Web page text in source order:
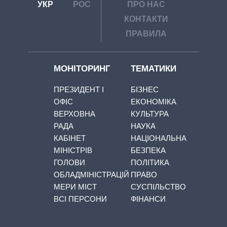
УКР РОС
ПРО НАС
КОНТАКТИ
ПРАВИЛА
МОНІТОРИНГ
ПРЕЗИДЕНТ І
ОФІС
ВЕРХОВНА
РАДА
КАБІНЕТ
МІНІСТРІВ
ГОЛОВИ
ОБЛАДМІНІСТРАЦІЙ
МЕРИ МІСТ
ВСІ ПЕРСОНИ
ТЕМАТИКИ
БІЗНЕС
ЕКОНОМІКА
КУЛЬТУРА
НАУКА
НАЦІОНАЛЬНА
БЕЗПЕКА
ПОЛІТИКА
ПРАВО
СУСПІЛЬСТВО
ФІНАНСИ